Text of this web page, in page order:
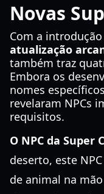
Novas
Com a
atualização
também traz
Embora os
nomes
revelaram NPCs
requisitos.
O NPC da Super
deserto, este
de animal na